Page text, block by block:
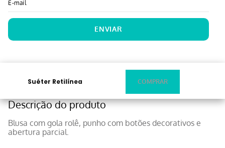
ENVIAR
Suéter Retilínea
Descrição do produto
Blusa com gola rolê, punho com botões decorativos e
abertura parcial.